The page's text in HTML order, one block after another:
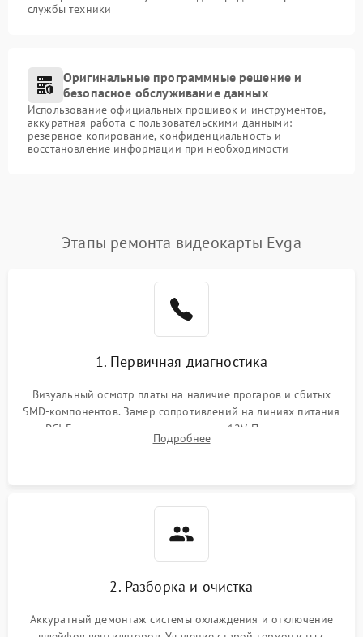
службы техники
Оригинальные программные решение и
безопасное обслуживание данных
Использование официальных прошивок и инструментов,
аккуратная работа с пользовательскими данными:
резервное копирование, конфиденциальность и
восстановление информации при необходимости
Этапы ремонта видеокарты Evga
1. Первичная диагностика
Визуальный осмотр платы на наличие прогаров и сбитых
SMD-компонентов. Замер сопротивлений на линиях питания
PCI-E и дополнительных разъемах 12V. Проверка на
короткое замыкание основных дросселей питания GPU и
Подробнее
2. Разборка и очистка
Аккуратный демонтаж системы охлаждения и отключение